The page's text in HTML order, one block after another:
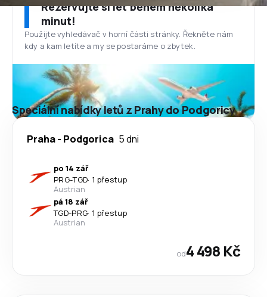
Rezervujte si let během několika
minut!
Použijte vyhledávač v horní části stránky. Řekněte nám
kdy a kam letíte a my se postaráme o zbytek.
Speciální nabídky letů z Prahy do Podgoricy
Praha- Podgorica 5 dni
po 14 zář
PRG-TGD· 1 přestup
Austrian
pá 18 zář
TGD-PRG· 1 přestup
Austrian
od4 498 Kč